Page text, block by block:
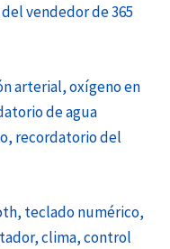
vendedor de 365
arterial, oxígeno en
de agua
recordatorio del
teclado numérico,
clima, control